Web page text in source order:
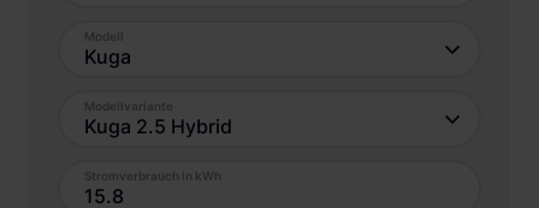
Modell
Kuga
Modellvariante
Kuga 2.5 Hybrid
Stromverbrauch in kWh